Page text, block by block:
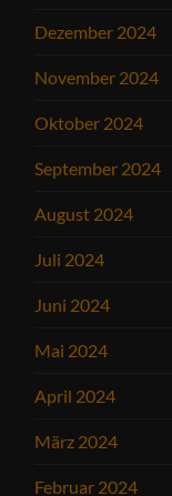
Dezember 2024
November 2024
Oktober 2024
September 2024
August 2024
Juli 2024
Juni 2024
Mai 2024
April 2024
März 2024
Februar 2024